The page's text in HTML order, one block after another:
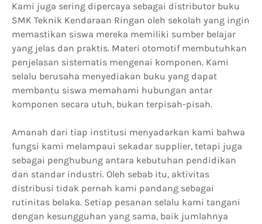
Kami juga sering dipercaya sebagai distributor buku
SMK Teknik Kendaraan Ringan oleh sekolah yang ingin
memastikan siswa mereka memiliki sumber belajar
yang jelas dan praktis. Materi otomotif membutuhkan
penjelasan sistematis mengenai komponen. Kami
selalu berusaha menyediakan buku yang dapat
membantu siswa memahami hubungan antar
komponen secara utuh, bukan terpisah-pisah.
Amanah dari tiap institusi menyadarkan kami bahwa
fungsi kami melampaui sekadar supplier, tetapi juga
sebagai penghubung antara kebutuhan pendidikan
dan standar industri. Oleh sebab itu, aktivitas
distribusi tidak pernah kami pandang sebagai
rutinitas belaka. Setiap pesanan selalu kami tangani
dengan kesungguhan yang sama, baik jumlahnya